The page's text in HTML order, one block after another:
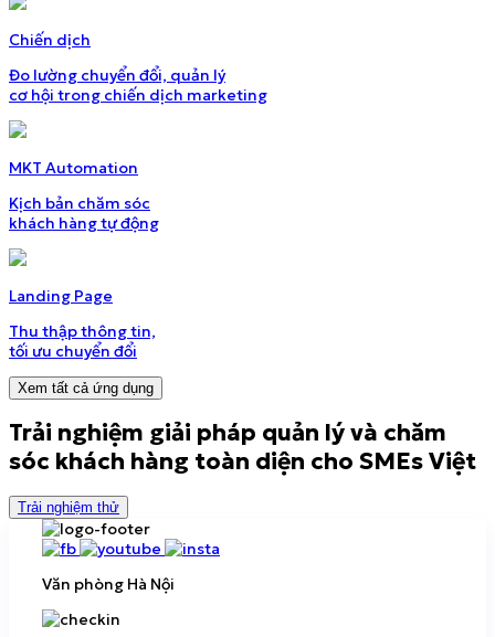
Chiến dịch
Đo lường chuyển đổi, quản lý
cơ hội trong chiến dịch marketing
MKT Automation
Kịch bản chăm sóc
khách hàng tự động
Landing Page
Thu thập thông tin,
tối ưu chuyển đổi
Xem tất cả ứng dụng
Trải nghiệm giải pháp quản lý và chăm
sóc khách hàng toàn diện cho SMEs Việt
Trải nghiệm thử
Văn phòng Hà Nội